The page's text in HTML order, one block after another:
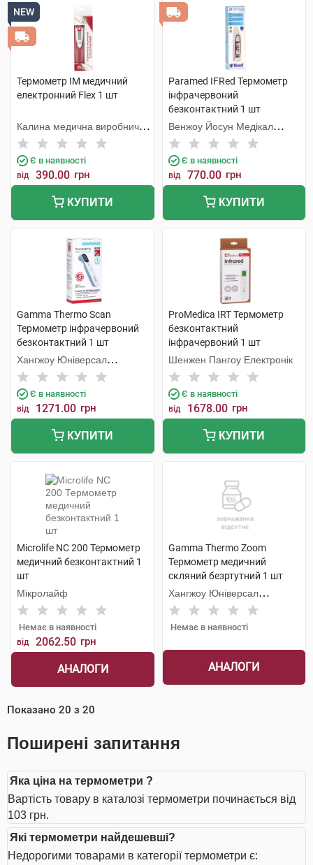
NEW
Термометр IM медичний
електронний Flex 1 шт
Калина медична виробнича
компанія
Є в наявності
від 390.00 грн
КУПИТИ
Paramed IFRed Термометр
інфрачервоний
безконтактний 1 шт
Венжоу Йосун Медікал
Технолоджі
Є в наявності
від 770.00 грн
КУПИТИ
Gamma Thermo Scan
Термометр інфрачервоний
безконтактний 1 шт
Хангжоу Юніверсал
Електронік
Є в наявності
від 1271.00 грн
КУПИТИ
ProMedica IRT Термометр
безконтактний
інфрачервоний 1 шт
Шенжен Пангоу Електронік
Є в наявності
від 1678.00 грн
КУПИТИ
Microlife NC 200 Термометр
медичний безконтактний 1
шт
Мікролайф
Немає в наявності
від 2062.50 грн
АНАЛОГИ
Gamma Thermo Zoom
Термометр медичний
скляний безртутний 1 шт
Хангжоу Юніверсал
Електронік
Немає в наявності
АНАЛОГИ
Показано 20 з 20
Поширені запитання
Яка ціна на термометри ?
Вартість товару в каталозі термометри починається від
103 грн.
Які термометри найдешевші?
Недорогими товарами в категорії термометри є: